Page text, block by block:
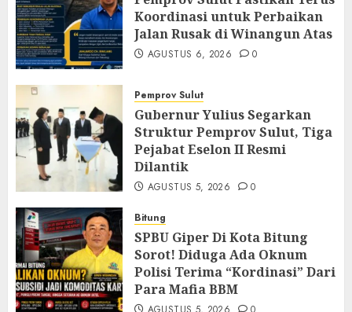
Koordinasi untuk Perbaikan
Jalan Rusak di Winangun Atas
AGUSTUS 6, 2026 0
Pemprov Sulut
Gubernur Yulius Segarkan
Struktur Pemprov Sulut, Tiga
Pejabat Eselon II Resmi
Dilantik
AGUSTUS 5, 2026 0
Bitung
SPBU Giper Di Kota Bitung
Sorot! Diduga Ada Oknum
Polisi Terima “Kordinasi” Dari
Para Mafia BBM